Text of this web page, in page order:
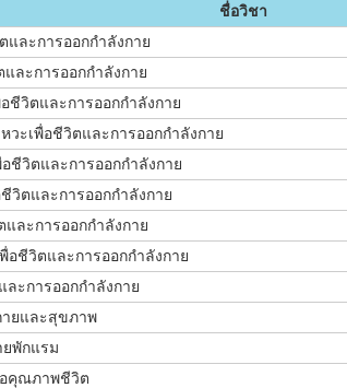
ชื่อวิชา
และการออกกำลังกาย
ละการออกกำลังกาย
ชีวิตและการออกกำลังกาย
วะเพื่อชีวิตและการออกกำลังกาย
ชีวิตและการออกกำลังกาย
วิตและการออกกำลังกาย
ละการออกกำลังกาย
อชีวิตและการออกกำลังกาย
ะการออกกำลังกาย
ายและสุขภาพ
พักแรม
คุณภาพชีวิต